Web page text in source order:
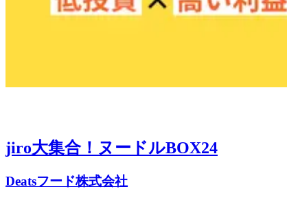
jiro大集合！ヌードルBOX24
Deatsフード株式会社